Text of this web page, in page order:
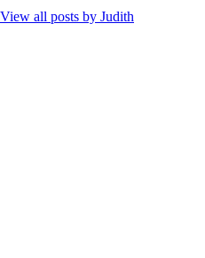
View all posts by Judith